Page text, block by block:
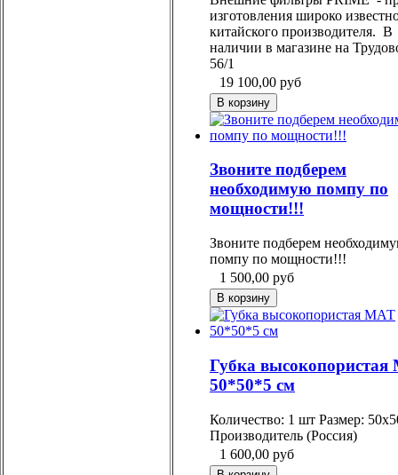
изготовления широко
китайского производителя. В
наличии в магазине на
56/1
19 100,00 руб
Звоните подберем
необходимую помпу по
мощности!!!
Звоните подберем
помпу по мощности!!!
1 500,00 руб
Губка
50*50*5 см
Количество: 1 шт Размер:
Производитель (Россия)
1 600,00 руб